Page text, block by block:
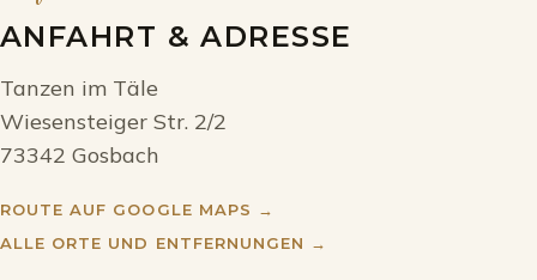
ANFAHRT & ADRESSE
Tanzen im Täle
Wiesensteiger Str. 2/2
73342 Gosbach
ROUTE AUF GOOGLE MAPS →
ALLE ORTE UND ENTFERNUNGEN →